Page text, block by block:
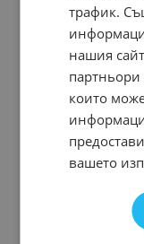
трафик.
нашия
партньори
които
вашето